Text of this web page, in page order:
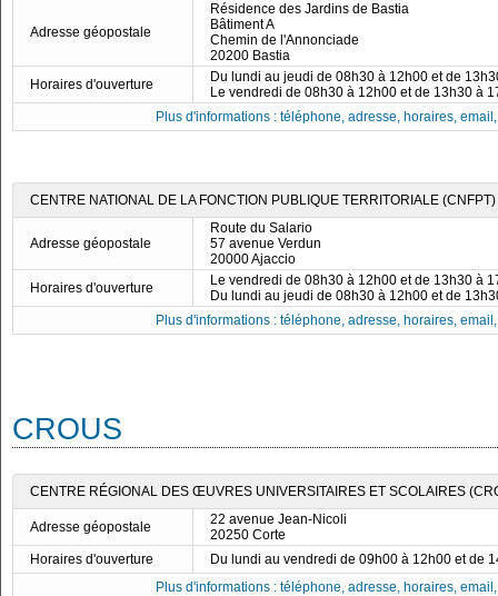
Adresse géopostale
Résidence des Jardins de Bastia
Bâtiment A
Chemin de l'Annonciade
20200 Bastia
Horaires d'ouverture
Du lundi au jeudi de 08h30 à 12h00 et de
Le vendredi de 08h30 à 12h00 et de 13h30 à
Plus d'informations : téléphone, adresse, horaires,
CENTRE NATIONAL DE LA FONCTION PUBLIQUE TERRITORIALE
Adresse géopostale
Route du Salario
57 avenue Verdun
20000 Ajaccio
Horaires d'ouverture
Le vendredi de 08h30 à 12h00 et de 13h30 à
Du lundi au jeudi de 08h30 à 12h00 et de
Plus d'informations : téléphone, adresse, horaires,
CROUS
CENTRE RÉGIONAL DES ŒUVRES UNIVERSITAIRES ET SCOLAIRES
Adresse géopostale
22 avenue Jean-Nicoli
20250 Corte
Horaires d'ouverture
Du lundi au vendredi de 09h00 à 12h00 et de
Plus d'informations : téléphone, adresse, horaires,